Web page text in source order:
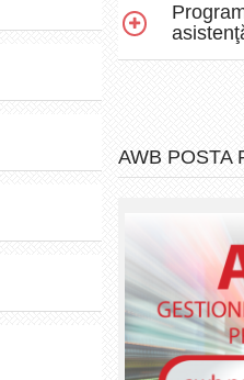
AWB POSTA